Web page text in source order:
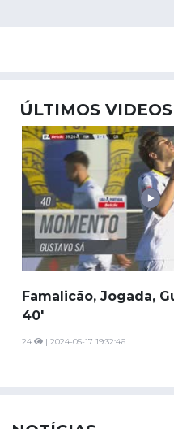
ÚLTIMOS
Famalicão, Jogada,
40'
24 | 2024-05-17 19:32:46